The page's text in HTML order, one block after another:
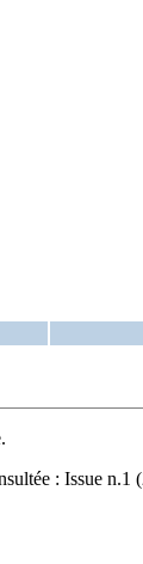
: Issue